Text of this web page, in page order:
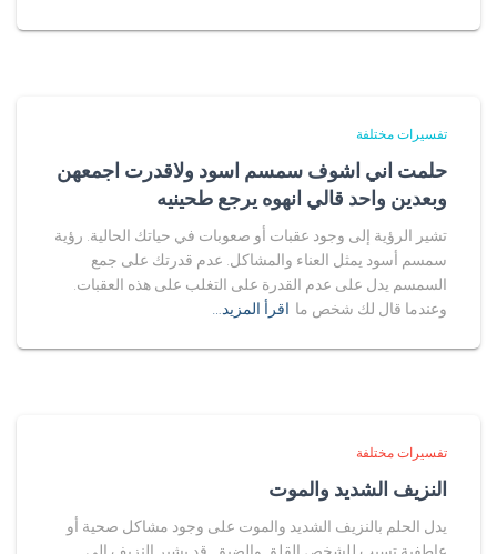
تفسيرات مختلفة
حلمت اني اشوف سمسم اسود ولاقدرت اجمعهن
وبعدين واحد قالي انهوه يرجع طحينيه
تشير الرؤية إلى وجود عقبات أو صعوبات في حياتك الحالية. رؤية
سمسم أسود يمثل العناء والمشاكل. عدم قدرتك على جمع
السمسم يدل على عدم القدرة على التغلب على هذه العقبات.
وعندما قال لك شخص ما اقرأ المزيد…
تفسيرات مختلفة
النزيف الشديد والموت
يدل الحلم بالنزيف الشديد والموت على وجود مشاكل صحية أو